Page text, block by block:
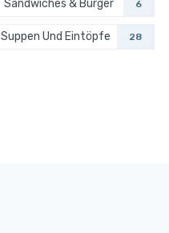
Sandwiches & Burger 6
Suppen Und Eintöpfe 28